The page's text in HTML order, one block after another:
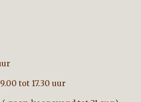
tot 17.30 uur